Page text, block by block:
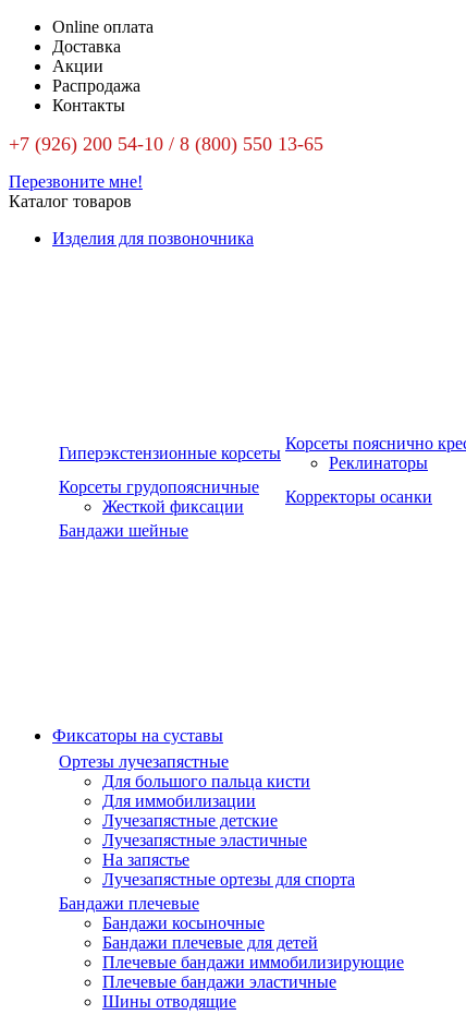
Online оплата
Доставка
Акции
Распродажа
Контакты
+7 (926) 200 54-10 / 8 (800) 550 13-65
Перезвоните мне!
Каталог товаров
Изделия для позвоночника
Гиперэкстензионные корсеты
Корсеты пояснично
Реклинаторы
Корсеты грудопоясничные
Жесткой фиксации
Корректоры осанки
Бандажи шейные
Фиксаторы на суставы
Ортезы лучезапястные
Для большого пальца кисти
Для иммобилизации
Лучезапястные детские
Лучезапястные эластичные
На запястье
Лучезапястные ортезы для спорта
Бандажи плечевые
Бандажи косыночные
Бандажи плечевые для детей
Плечевые бандажи иммобилизирующие
Плечевые бандажи эластичные
Шины отводящие